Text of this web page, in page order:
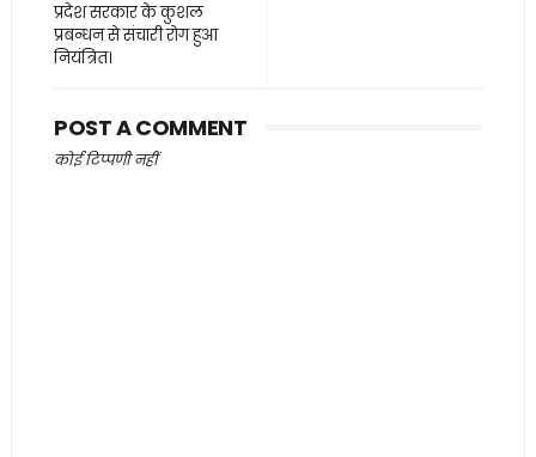
प्रदेश सरकार के कुशल
प्रबन्धन से संचारी रोग हुआ
नियंत्रित।
POST A COMMENT
कोई टिप्पणी नहीं